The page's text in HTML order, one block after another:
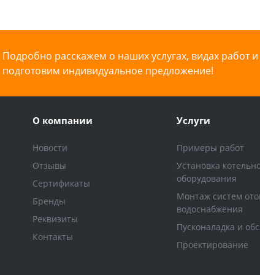
Подробно расскажем о наших услугах, видах работ
подготовим индивидуальное предложение!
О компании
Новости
Отзывы
Сертификаты
Бренды
Реквизиты
Контакты
Услуги
Примеры работ
Установка
оборудования
Монтаж систем
водоснабжения
Пусконаладка и
Проектирование